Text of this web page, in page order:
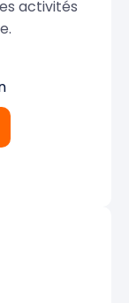
activités